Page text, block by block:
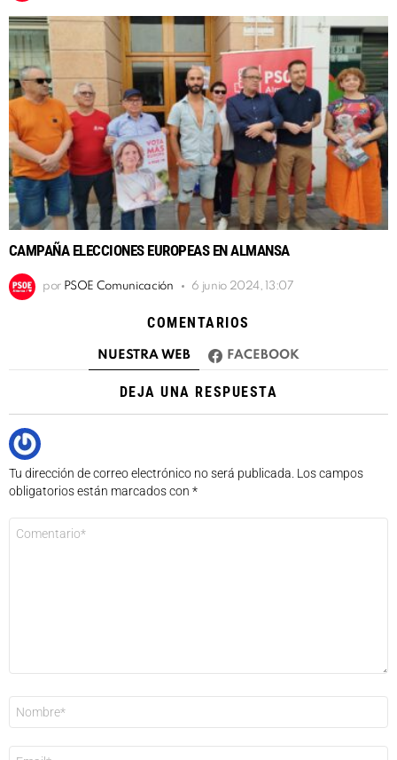
CAMPAÑA ELECCIONES EUROPEAS EN ALMANSA
por PSOE Comunicación 6 junio 2024, 13:07
COMENTARIOS
NUESTRA WEB FACEBOOK
DEJA UNA RESPUESTA
Tu dirección de correo electrónico no será publicada. Los campos
obligatorios están marcados con *